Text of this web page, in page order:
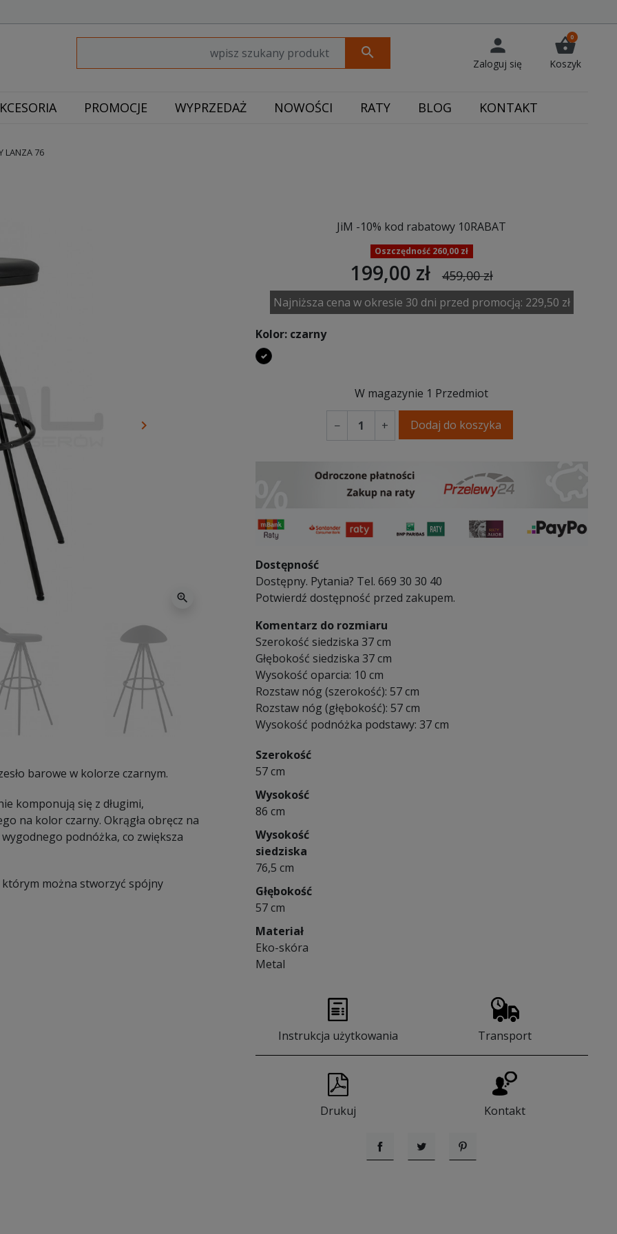
search person
Zaloguj się
shopping_basket
0
Koszyk
PROMOCJE WYPRZEDAŻ NOWOŚCI RATY BLOG KONTAKT
LANZA 76
Następny
keyboard_arrow_right
zoom_in
barowe w kolorze czarnym.
komponują się z długimi,
na kolor czarny. Okrągła obręcz na
podnóżka, co zwiększa
można stworzyć spójny
JiM -10% kod rabatowy 10RABAT
Oszczędność 260,00 zł
199,00 zł 459,00 zł
Najniższa cena w okresie 30 dni przed promocją: 229,50 zł
Kolor: czarny
czarny
W magazynie 1 Przedmiot
− + Dodaj do koszyka
Dostępność
Dostępny. Pytania? Tel. 669 30 30 40
Potwierdź dostępność przed zakupem.
Komentarz do rozmiaru
Szerokość siedziska 37 cm
Głębokość siedziska 37 cm
Wysokość oparcia: 10 cm
Rozstaw nóg (szerokość): 57 cm
Rozstaw nóg (głębokość): 57 cm
Wysokość podnóżka podstawy: 37 cm
Szerokość
57 cm
Wysokość
86 cm
Wysokość
siedziska
76,5 cm
Głębokość
57 cm
Materiał
Eko-skóra
Metal
Instrukcja użytkowania Transport
Drukuj Kontakt
UdostępnijTweetujPinterest